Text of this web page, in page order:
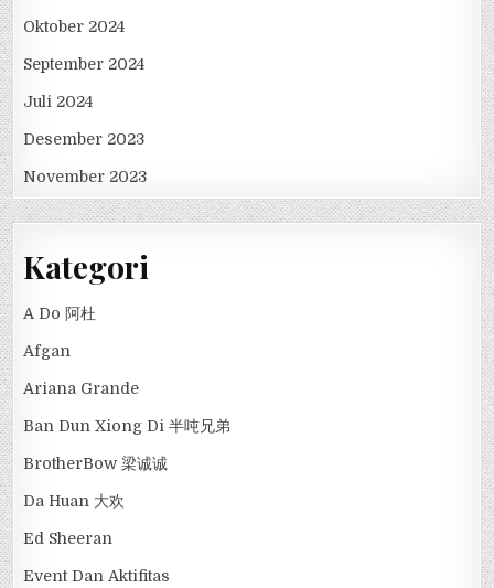
Oktober 2024
September 2024
Juli 2024
Desember 2023
November 2023
Kategori
A Do 阿杜
Afgan
Ariana Grande
Ban Dun Xiong Di 半吨兄弟
BrotherBow 梁诚诚
Da Huan 大欢
Ed Sheeran
Event Dan Aktifitas